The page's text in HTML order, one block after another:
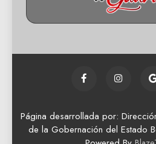
Página desarrollada por:
de la Gobernación del Estado